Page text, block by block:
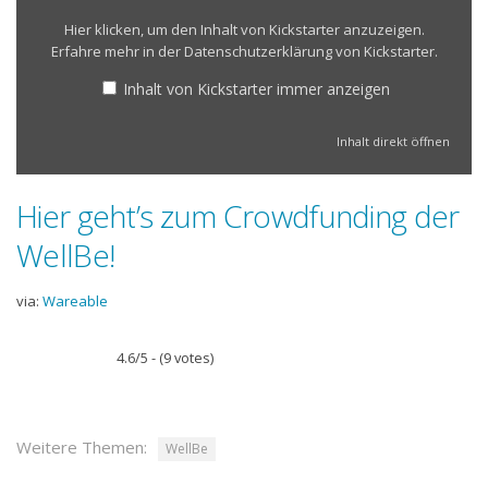
Hier klicken, um den Inhalt von Kickstarter anzuzeigen.
Erfahre mehr in der Datenschutzerklärung von Kickstarter.
Inhalt von Kickstarter immer anzeigen
Inhalt direkt öffnen
Hier geht’s zum Crowdfunding der
WellBe!
via: Wareable
4.6/5 - (9 votes)
Weitere Themen: WellBe